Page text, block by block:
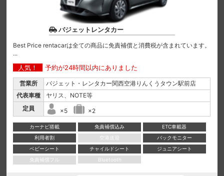
バジェットレンタカー
Best Price rentacarは全ての商品に免責補償と消費税が含まれています。
...
人気！ 予約が24時間以内にありました
営業所
バジェット・レンタカー関西空港りんくうタウン駅前店
代表車種
ヤリス、NOTE等
定員
×5 ×2
カーナビ搭載 免責補償込み
ETC車載器
利用者割
空港送迎
バックモニター
ベビーシート
チャイルドシート
ジュニアシート
免責補償フル
Bluetooth